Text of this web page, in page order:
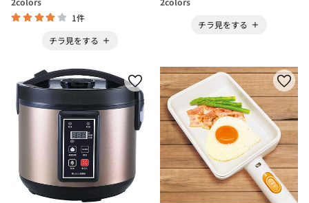
1件
チラ見をする
チラ見をする